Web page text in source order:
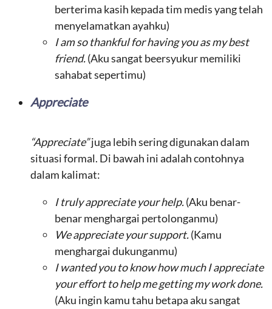
berterima kasih kepada tim medis yang telah
menyelamatkan ayahku)
I am so thankful for having you as my best
friend.(Aku sangat beersyukur memiliki
sahabat sepertimu)
Appreciate
“Appreciate”juga lebih sering digunakan dalam
situasi formal. Di bawah ini adalah contohnya
dalam kalimat:
I truly appreciate your help.(Aku benar-
benar menghargai pertolonganmu)
We appreciate your support.(Kamu
menghargai dukunganmu)
I wanted you to know how much I appreciate
your effort to help me getting my work done.
(Aku ingin kamu tahu betapa aku sangat